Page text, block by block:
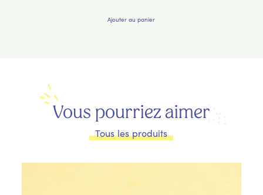
Ajouter au panier
Vous pourriez aimer
Tous les produits